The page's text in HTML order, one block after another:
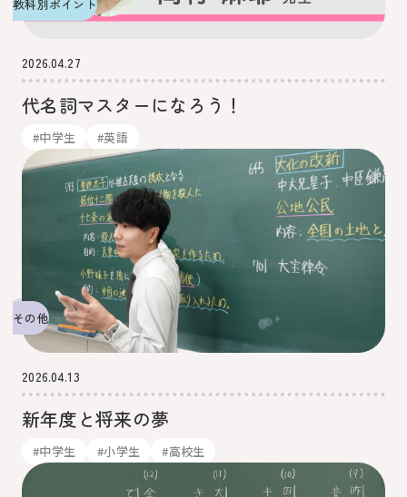
教科別ポイント
2026.04.27
代名詞マスターになろう！
#中学生 #英語
その他
2026.04.13
新年度と将来の夢
#中学生 #小学生 #高校生